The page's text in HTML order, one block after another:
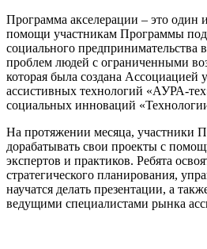
Программа акселерации – это один
помощи участникам Программы
социального предпринимательства
проблем людей с ограниченными
которая была создана Ассоциацией
ассистивных технологий «АУРА-
социальных инноваций
На протяжении месяца, участники
дорабатывать свои проекты с
экспертов и практиков. Ребята
стратегического планирования,
научатся делать презентации, а
ведущими специалистами рынка